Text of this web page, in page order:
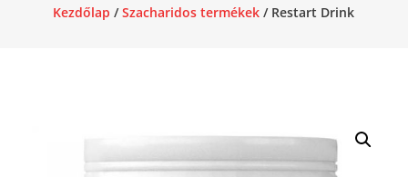
Kezdőlap /Szacharidos termékek / Restart Drink